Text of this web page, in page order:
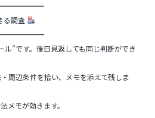
る調査
ル”です。後日見返しても同じ判断ができ
周辺条件を拾い、メモを添えて残しま
メモが効きます。